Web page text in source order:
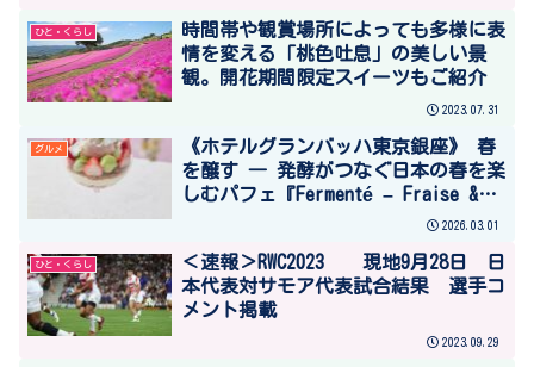
ひと・くらし
時間帯や観賞場所によっても多様に表
情を変える「桃色吐息」の美しい景
観。開花期間限定スイーツもご紹介
2023.07.31
グルメ
《ホテルグランバッハ東京銀座》 春
を醸す ― 発酵がつなぐ日本の春を楽
しむパフェ『Fermenté – Fraise &
Matcha – 』を発売 （PR times転
2026.03.01
ひと・くらし
＜速報＞RWC2023 現地9月28日 日
本代表対サモア代表試合結果 選手コ
メント掲載
2023.09.29